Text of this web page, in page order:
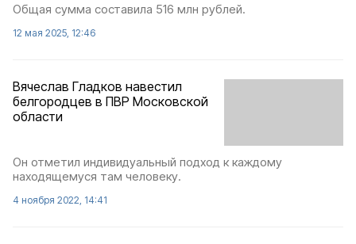
Общая сумма составила 516 млн рублей.
12 мая 2025, 12:46
Вячеслав Гладков навестил
белгородцев в ПВР Московской
области
Он отметил индивидуальный подход к каждому
находящемуся там человеку.
4 ноября 2022, 14:41